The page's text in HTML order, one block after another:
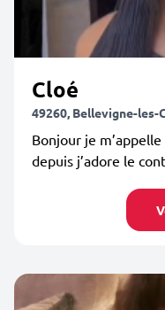
Cloé
49260, Bellevigne-les-
Bonjour je
depuis j’adore le